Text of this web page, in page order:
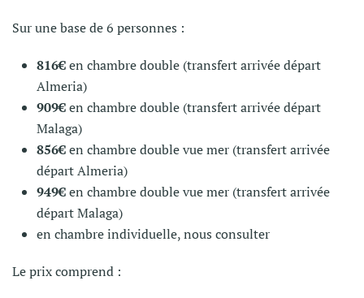
Sur une base de 6 personnes :
816€en chambre double (transfert arrivée départ
Almeria)
909€en chambre double (transfert arrivée départ
Malaga)
856€en chambre double vue mer (transfert arrivée
départ Almeria)
949€en chambre double vue mer (transfert arrivée
départ Malaga)
en chambre individuelle, nous consulter
Le prix comprend :